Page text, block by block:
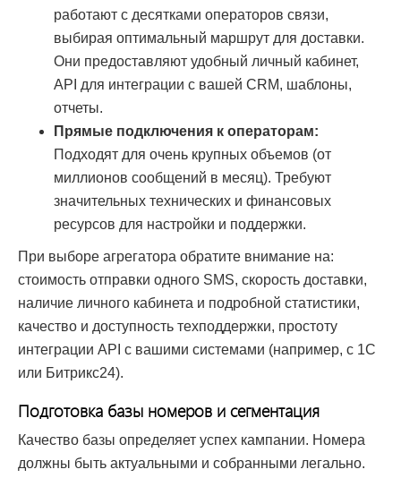
работают с десятками операторов связи,
выбирая оптимальный маршрут для доставки.
Они предоставляют удобный личный кабинет,
API для интеграции с вашей CRM, шаблоны,
отчеты.
Прямые подключения к операторам:
Подходят для очень крупных объемов (от
миллионов сообщений в месяц). Требуют
значительных технических и финансовых
ресурсов для настройки и поддержки.
При выборе агрегатора обратите внимание на:
стоимость отправки одного SMS, скорость доставки,
наличие личного кабинета и подробной статистики,
качество и доступность техподдержки, простоту
интеграции API с вашими системами (например, с 1С
или Битрикс24).
Подготовка базы номеров и сегментация
Качество базы определяет успех кампании. Номера
должны быть актуальными и собранными легально.